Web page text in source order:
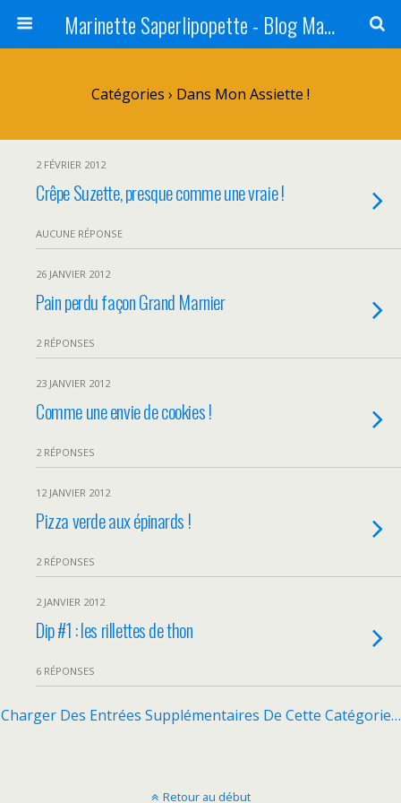
Marinette Saperlipopette - Blog Maman Angers Lifestyle - Ex Expat Montréal
Catégories › Dans Mon Assiette !
2 FÉVRIER 2012
Crêpe Suzette, presque comme une vraie !
AUCUNE RÉPONSE
26 JANVIER 2012
Pain perdu façon Grand Marnier
2 RÉPONSES
23 JANVIER 2012
Comme une envie de cookies !
2 RÉPONSES
12 JANVIER 2012
Pizza verde aux épinards !
2 RÉPONSES
2 JANVIER 2012
Dip #1 : les rillettes de thon
6 RÉPONSES
Charger Des Entrées Supplémentaires De Cette Catégorie…
Retour au début